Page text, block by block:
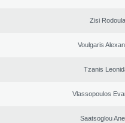
Zisi Rodoula
Voulgaris
Tzanis
Vlassopoulos
Saatsoglou